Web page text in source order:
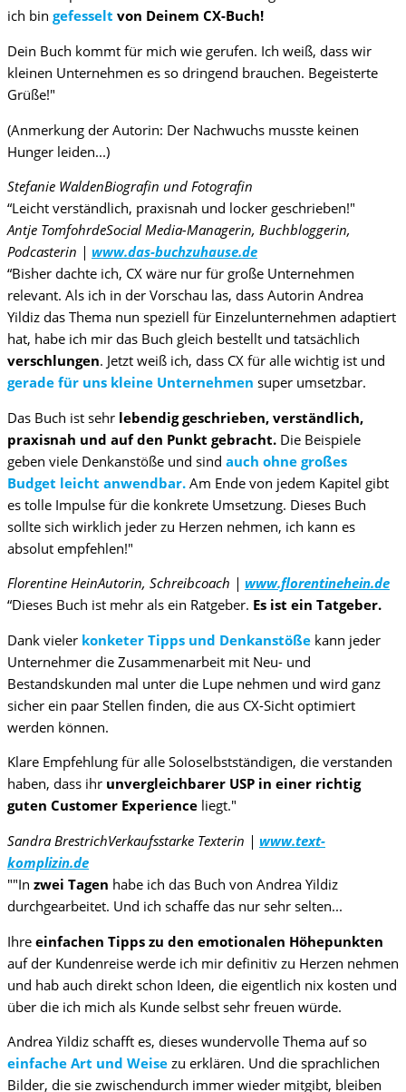
ich bin gefesselt von Deinem CX-Buch!
Dein Buch kommt für mich wie gerufen. Ich weiß, dass wir
kleinen Unternehmen es so dringend brauchen. Begeisterte
Grüße!"
(Anmerkung der Autorin: Der Nachwuchs musste keinen
Hunger leiden...)
Stefanie WaldenBiografin und Fotografin
“Leicht verständlich, praxisnah und locker geschrieben!"
Antje TomfohrdeSocial Media-Managerin, Buchbloggerin,
Podcasterin | www.das-buchzuhause.de
“Bisher dachte ich, CX wäre nur für große Unternehmen
relevant. Als ich in der Vorschau las, dass Autorin Andrea
Yildiz das Thema nun speziell für Einzelunternehmen adaptiert
hat, habe ich mir das Buch gleich bestellt und tatsächlich
verschlungen. Jetzt weiß ich, dass CX für alle wichtig ist und
gerade für uns kleine Unternehmen super umsetzbar.
Das Buch ist sehr lebendig geschrieben, verständlich,
praxisnah und auf den Punkt gebracht. Die Beispiele
geben viele Denkanstöße und sind auch ohne großes
Budget leicht anwendbar. Am Ende von jedem Kapitel gibt
es tolle Impulse für die konkrete Umsetzung. Dieses Buch
sollte sich wirklich jeder zu Herzen nehmen, ich kann es
absolut empfehlen!"
Florentine HeinAutorin, Schreibcoach | www.florentinehein.de
“Dieses Buch ist mehr als ein Ratgeber. Es ist ein Tatgeber.
Dank vieler konketer Tipps und Denkanstöße kann jeder
Unternehmer die Zusammenarbeit mit Neu- und
Bestandskunden mal unter die Lupe nehmen und wird ganz
sicher ein paar Stellen finden, die aus CX-Sicht optimiert
werden können.
Klare Empfehlung für alle Soloselbstständigen, die verstanden
haben, dass ihr unvergleichbarer USP in einer richtig
guten Customer Experience liegt."
Sandra BrestrichVerkaufsstarke Texterin | www.text-
komplizin.de
""In zwei Tagen habe ich das Buch von Andrea Yildiz
durchgearbeitet. Und ich schaffe das nur sehr selten...
Ihre einfachen Tipps zu den emotionalen Höhepunkten
auf der Kundenreise werde ich mir definitiv zu Herzen nehmen
und hab auch direkt schon Ideen, die eigentlich nix kosten und
über die ich mich als Kunde selbst sehr freuen würde.
Andrea Yildiz schafft es, dieses wundervolle Thema auf so
einfache Art und Weise zu erklären. Und die sprachlichen
Bilder, die sie zwischendurch immer wieder mitgibt, bleiben